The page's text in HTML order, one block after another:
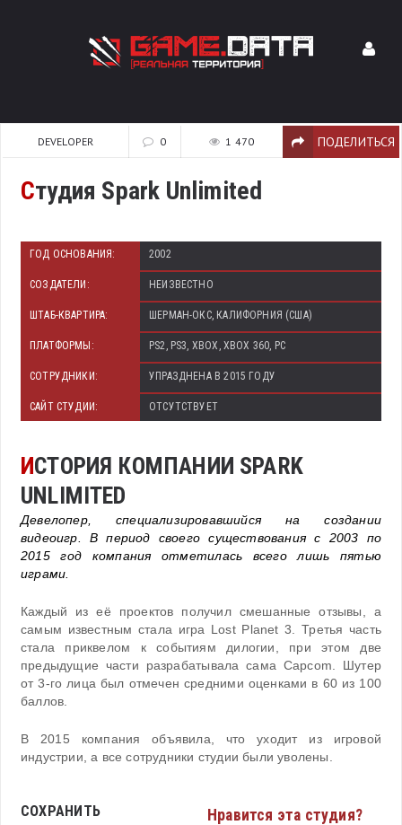
DEVELOPER 0 1 470 ПОДЕЛИТЬСЯ
Студия Spark Unlimited
ГОД ОСНОВАНИЯ: 2002
СОЗДАТЕЛИ: НЕИЗВЕСТНО
ШТАБ-КВАРТИРА: ШЕРМАН-ОКС, КАЛИФОРНИЯ (США)
ПЛАТФОРМЫ: PS2, PS3, XBOX, XBOX 360, PC
СОТРУДНИКИ: УПРАЗДНЕНА В 2015 ГОДУ
САЙТ СТУДИИ: ОТСУТСТВУЕТ
ИСТОРИЯ КОМПАНИИ SPARK
UNLIMITED
Девелопер, специализировавшийся на создании
видеоигр. В период своего существования с 2003 по
2015 год компания отметилась всего лишь пятью
играми.
Каждый из её проектов получил смешанные отзывы, а
самым известным стала игра Lost Planet 3. Третья часть
стала приквелом к событиям дилогии, при этом две
предыдущие части разрабатывала сама Capcom. Шутер
от 3-го лица был отмечен средними оценками в 60 из 100
баллов.
В 2015 компания объявила, что уходит из игровой
индустрии, а все сотрудники студии были уволены.
Нравится эта студия?
СОХРАНИТЬ